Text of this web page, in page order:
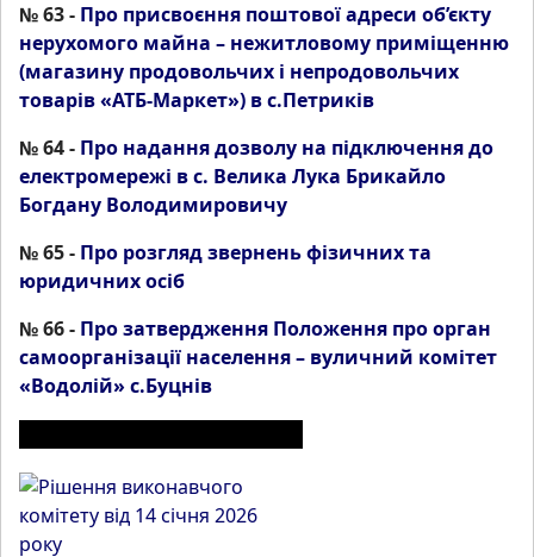
№ 63 - Про присвоєння поштової адреси об’єкту
нерухомого майна – нежитловому приміщенню
(магазину продовольчих і непродовольчих
товарів «АТБ-Маркет») в с.Петриків
№ 64 - Про надання дозволу на підключення до
електромережі в с. Велика Лука Брикайло
Богдану Володимировичу
№ 65 - Про розгляд звернень фізичних та
юридичних осіб
№ 66 - Про затвердження Положення про орган
самоорганізації населення – вуличний комітет
«Водолій» с.Буцнів